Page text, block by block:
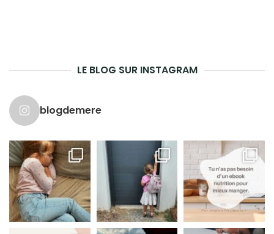
LE BLOG SUR INSTAGRAM
blogdemere